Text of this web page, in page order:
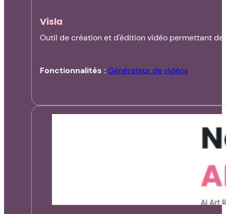
Visla
Outil de création et d'édition vidéo permettant
Fonctionnalités : Générateur de vidéos